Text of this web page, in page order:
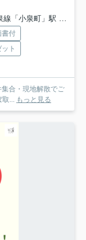
小泉町」駅 徒歩43分
書付
ト
集合・現地解散でご
取... もっと見る